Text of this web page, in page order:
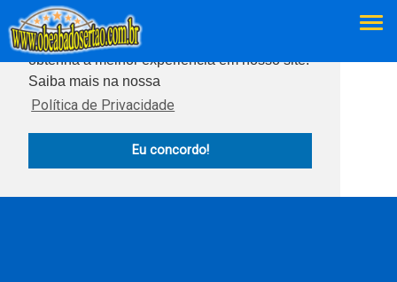
Este site usa cookies para garantir que você
obtenha a melhor experiência em nosso site.
Saiba mais na nossa
Política de Privacidade
Eu concordo!